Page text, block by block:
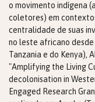
o movimento indígena
coletores) em
centralidade de suas
no leste africano
Tanzania e do Kenya),
"Amplifying the Living
decolonisation in
Engaged Research